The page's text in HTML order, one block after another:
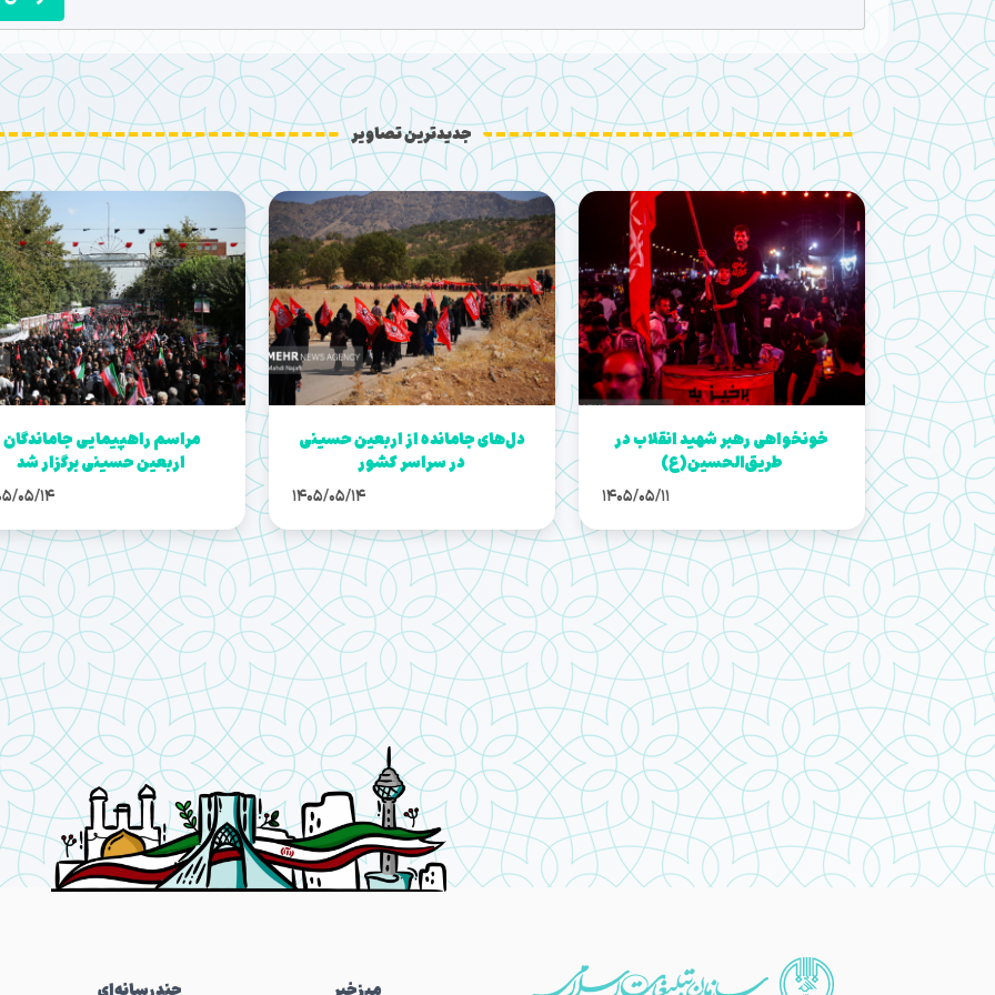
جدیدترین تصاویر
مراسم راهپیمایی جاماندگان
اربعین حسینی برگزار شد
05/14
دل‌های جامانده از اربعین حسینی
در سراسر کشور
1405/05/14
خونخواهی رهبر شهید انقلاب در
طریق‌الحسین(ع)
1405/05/11